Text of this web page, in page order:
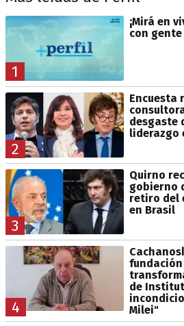
1
¡Mirá en
con
2
Encuesta
desgaste
liderazgo
3
Quirno
gobierno
retiro del
en Brasil
4
de
Milei"